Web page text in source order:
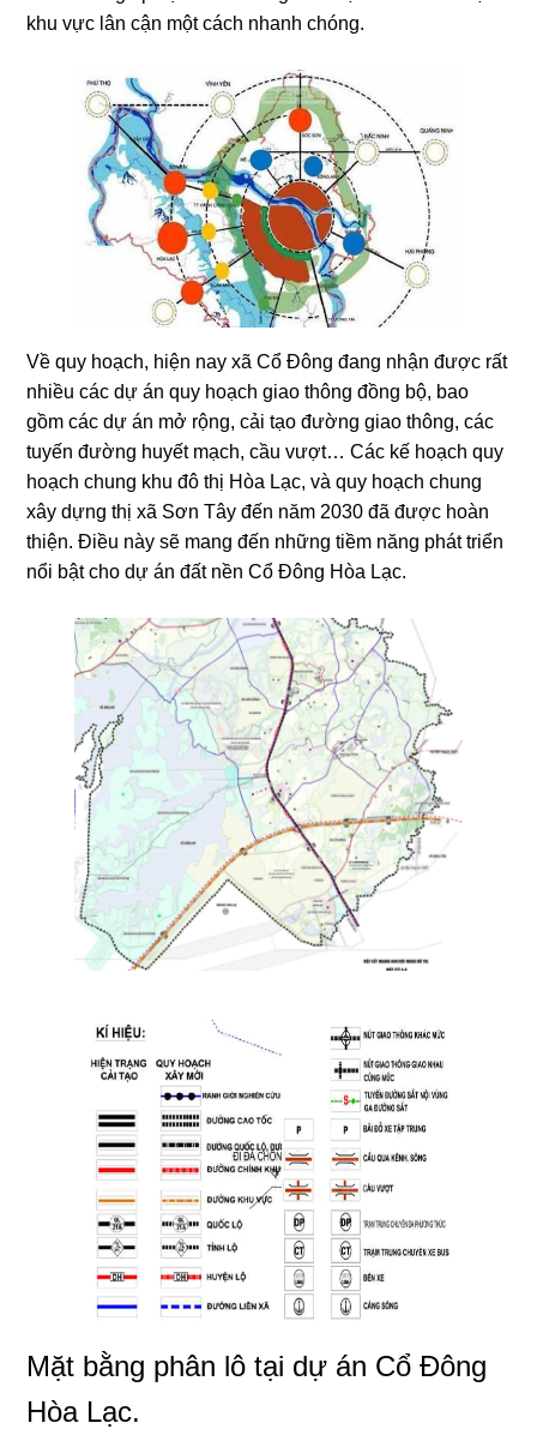
khu vực lân cận một cách nhanh chóng.
Về quy hoạch, hiện nay xã Cổ Đông đang nhận được rất
nhiều các dự án quy hoạch giao thông đồng bộ, bao
gồm các dự án mở rộng, cải tạo đường giao thông, các
tuyến đường huyết mạch, cầu vượt… Các kế hoạch quy
hoạch chung khu đô thị Hòa Lạc, và quy hoạch chung
xây dựng thị xã Sơn Tây đến năm 2030 đã được hoàn
thiện. Điều này sẽ mang đến những tiềm năng phát triển
nổi bật cho dự án đất nền Cổ Đông Hòa Lạc.
Mặt bằng phân lô tại dự án Cổ Đông
Hòa Lạc.